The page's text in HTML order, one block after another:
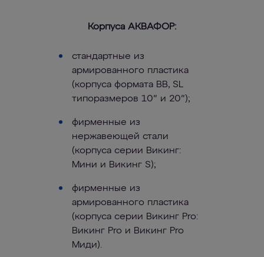
Корпуса АКВАФОР:
стандартные из
армированного пластика
(корпуса формата BB, SL
типоразмеров 10″ и 20″);
фирменные из
нержавеющей стали
(корпуса серии Викинг:
Мини и Викинг S);
фирменные из
армированного пластика
(корпуса серии Викинг Pro:
Викинг Pro и Викинг Pro
Миди).